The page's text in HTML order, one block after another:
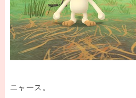
ニャース。